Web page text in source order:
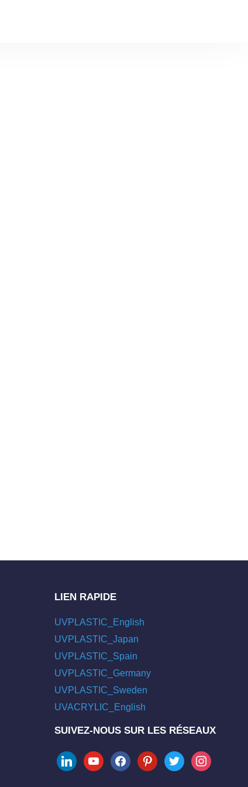
LIEN RAPIDE
UVPLASTIC_English
UVPLASTIC_Japan
UVPLASTIC_Spain
UVPLASTIC_Germany
UVPLASTIC_Sweden
UVACRYLIC_English
SUIVEZ-NOUS SUR LES RÉSEAUX
linkedinyoutubefacebookpinteresttwitter instagram